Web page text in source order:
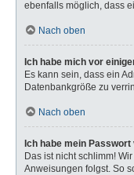
ebenfalls möglich, dass
Nach oben
Ich habe mich vor
Es kann sein, dass ein
Datenbankgröße zu
Nach oben
Ich habe mein
Das ist nicht schlimm!
Anweisungen folgst. So